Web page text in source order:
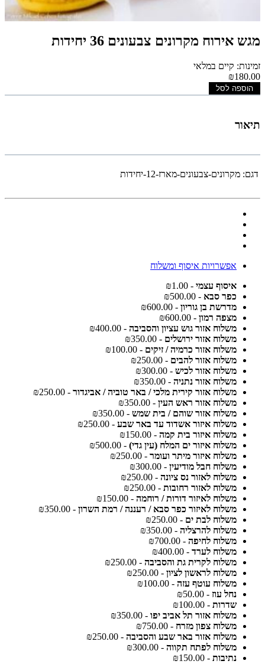
מגש אירוח מקרונים צבעונים 36 יחידות
זמינות: קיים במלאי
₪180.00
הוספה לסל
תיאור
דגם: מקרונים-צבעונים-מארז-12-יחידות
אפשרויות איסוף ומשלוח
איסוף עצמי - ₪1.00
כפר סבא - ₪500.00
מדרשת בן גוריון - ₪600.00
מצפה רמון - ₪600.00
משלוח אזור גוש עציון והסביבה - ₪400.00
משלוח אזור ירושלים - ₪350.00
משלוח אזור כרמיה / זיקים - ₪100.00
משלוח אזור להבים - ₪250.00
משלוח אזור לכיש - ₪300.00
משלוח אזור נתניה - ₪350.00
משלוח אזור קירית מלכי / באר טוביה / אביגדור - ₪250.00
משלוח אזור ראש העין - ₪350.00
משלוח אזור שוהם / בית שמש - ₪350.00
משלוח איזור אשדוד עד באר שבע - ₪250.00
משלוח איזור בית קמה - ₪150.00
משלוח איזור ים המלח (עין גדי) - ₪500.00
משלוח איזור מיתר ועומר - ₪250.00
משלוח חבל מודיעין - ₪300.00
משלוח לאזור נס ציונה - ₪250.00
משלוח לאזור רחובות - ₪250.00
משלוח לאיזור דורות / רוחמה - ₪150.00
משלוח לאיזור כפר סבא / רעננה / רמת השרון - ₪350.00
משלוח לבת ים - ₪250.00
משלוח להרצליה - ₪350.00
משלוח לחיפה - ₪700.00
משלוח לערד - ₪400.00
משלוח לקרית גת והסביבה - ₪250.00
משלוח לראשון לציון - ₪250.00
משלוח עוטף עזה - ₪100.00
נחל עוז - ₪50.00
שדרות - ₪100.00
משלוח אזור תל אביב יפו - ₪350.00
משלוח צפון מזרח - ₪750.00
משלוח אזור באר שבע והסביבה - ₪250.00
משלוח לפתח תקווה - ₪300.00
נתיבות - ₪150.00